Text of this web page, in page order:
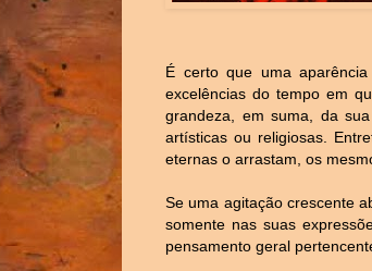
É certo que uma
excelências do tempo em
grandeza, em suma, da
artísticas ou religiosas.
eternas o arrastam, os
Se uma agitação crescente
somente nas suas
pensamento geral